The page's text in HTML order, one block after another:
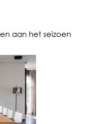
aan het seizoen